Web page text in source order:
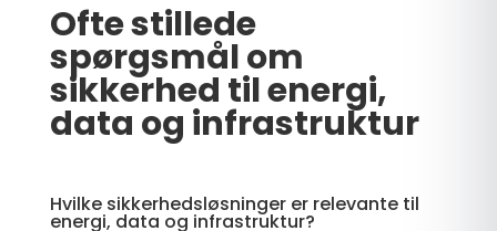
Ofte stillede
spørgsmål om
sikkerhed til energi,
data og infrastruktur
Hvilke sikkerhedsløsninger er relevante til
energi, data og infrastruktur?